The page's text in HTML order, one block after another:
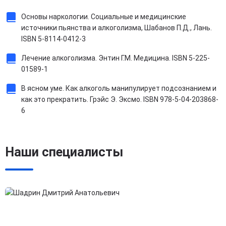
Основы наркологии. Социальные и медицинские
источники пьянства и алкоголизма, Шабанов П.Д., Лань.
ISBN 5-8114-0412-3
Лечение алкоголизма. Энтин Г.М. Медицина. ISBN 5-225-
01589-1
В ясном уме. Как алкоголь манипулирует подсознанием и
как это прекратить. Грэйс Э. Эксмо. ISBN 978-5-04-203868-
6
Наши специалисты